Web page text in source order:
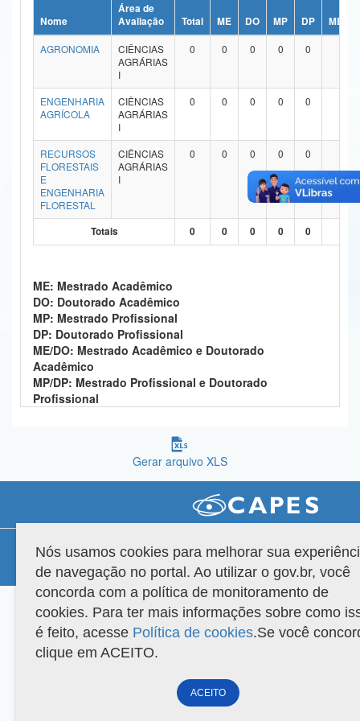
Ministério da Ciência, Tecnologia, Inovações e Comunicações
Ministério do Meio Ambiente
Ministério do Desenvolvimento Regional
Controladoria-Geral da União
Ministério da Mulher, da Família e dos Direitos Humanos
Secretaria-Geral
Secretaria de Governo
Advocacia-Geral da União
Banco Central do Brasil
Planalto
Nome
Área de
Avaliação
Total ME DO MP DP
ME/DO
AGRONOMIA
CIÊNCIAS
AGRÁRIAS
I
0 0 0 0 0
ENGENHARIA
AGRÍCOLA
CIÊNCIAS
AGRÁRIAS
I
0 0 0 0 0
RECURSOS
FLORESTAIS
E
ENGENHARIA
FLORESTAL
CIÊNCIAS
AGRÁRIAS
I
0 0 0 0 0
Totais 0 0 0 0 0
ME: Mestrado Acadêmico
DO: Doutorado Acadêmico
MP: Mestrado Profissional
DP: Doutorado Profissional
ME/DO: Mestrado Acadêmico e Doutorado
Acadêmico
MP/DP: Mestrado Profissional e Doutorado
Profissional
Gerar arquivo XLS
Versão do sistema: 3.88.9 Copyright 2022 Capes. Todos os direitos reservados.
Nós usamos cookies para melhorar sua
de navegação no portal. Ao utilizar o gov.br, você
concorda com a política de monitoramento de
cookies. Para ter mais informações sobre como
é feito, acesse Política de cookies.Se você
clique em ACEITO.
ACEITO